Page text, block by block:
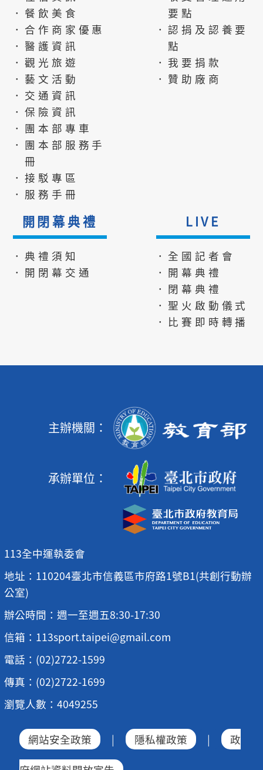
．餐飲美食
．合作商家優惠
．醫護資訊
．觀光旅遊
．藝文活動
．交通資訊
．保險資訊
．團本部專車
．團本部服務手
冊
．接駁專區
．服務手冊
要點
．認捐及認養要
點
．我要捐款
．贊助廠商
開閉幕典禮
．典禮須知
．開閉幕交通
LIVE
．全國記者會
．開幕典禮
．閉幕典禮
．聖火啟動儀式
．比賽即時轉播
主辦機關：
承辦單位：
113全中運執委會
地址：110204臺北市信義區市府路1號B1(共創行動辦
公室)
辦公時間：週一至週五8:30-17:30
信箱：113sport.taipei@gmail.com
電話：(02)2722-1599
傳真：(02)2722-1699
瀏覽人數：4049255
網站安全政策 | 隱私權政策 | 政